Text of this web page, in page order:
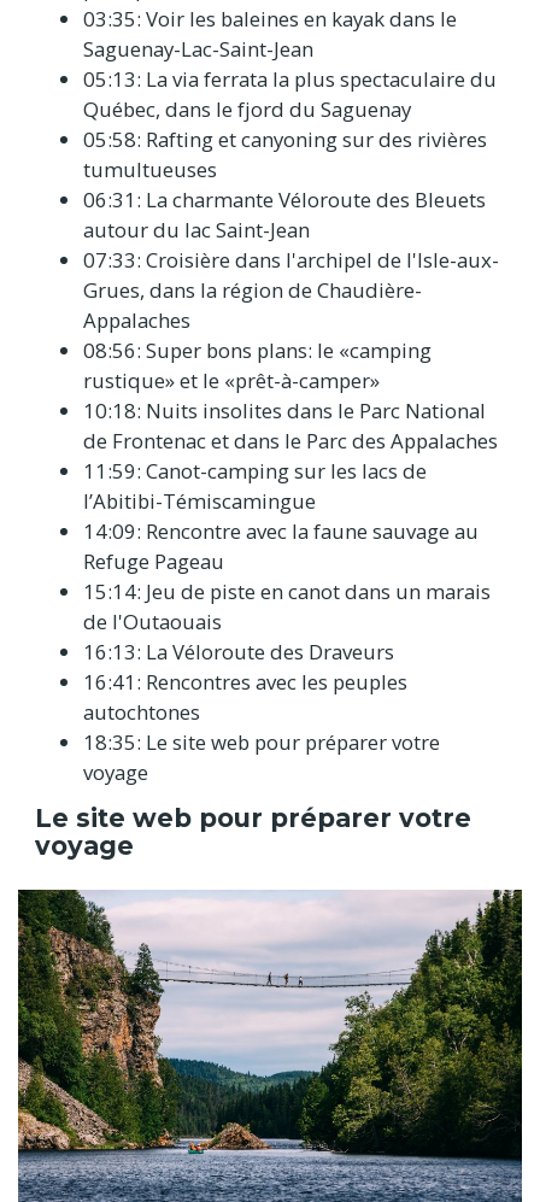
03:35: Voir les baleines en kayak dans le
Saguenay-Lac-Saint-Jean
05:13: La via ferrata la plus spectaculaire du
Québec, dans le fjord du Saguenay
05:58: Rafting et canyoning sur des rivières
tumultueuses
06:31: La charmante Véloroute des Bleuets
autour du lac Saint-Jean
07:33: Croisière dans l'archipel de l'Isle-aux-
Grues, dans la région de Chaudière-
Appalaches
08:56: Super bons plans: le «camping
rustique» et le «prêt-à-camper»
10:18: Nuits insolites dans le Parc National
de Frontenac et dans le Parc des Appalaches
11:59: Canot-camping sur les lacs de
l’Abitibi-Témiscamingue
14:09: Rencontre avec la faune sauvage au
Refuge Pageau
15:14: Jeu de piste en canot dans un marais
de l'Outaouais
16:13: La Véloroute des Draveurs
16:41: Rencontres avec les peuples
autochtones
18:35: Le site web pour préparer votre
voyage
Le site web pour préparer votre
voyage